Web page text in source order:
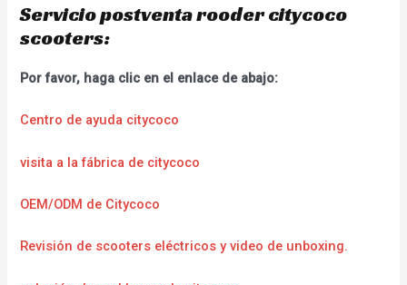
Servicio postventa rooder citycoco
scooters:
Por favor, haga clic en el enlace de abajo:
Centro de ayuda citycoco
visita a la fábrica de citycoco
OEM/ODM de Citycoco
Revisión de scooters eléctricos y video de unboxing.